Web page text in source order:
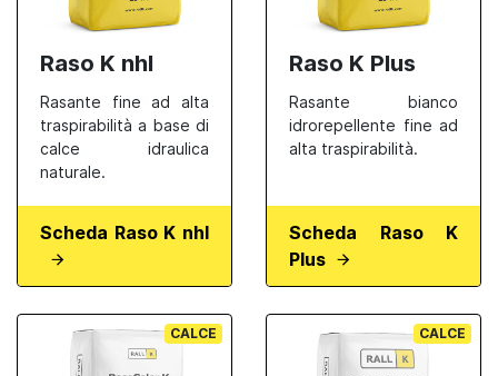
Raso K nhl
Rasante fine ad alta
traspirabilità a base di
calce idraulica
naturale.
Scheda Raso K nhl
Raso K Plus
Rasante bianco
idrorepellente fine ad
alta traspirabilità.
Scheda Raso K
Plus
CALCE CALCE